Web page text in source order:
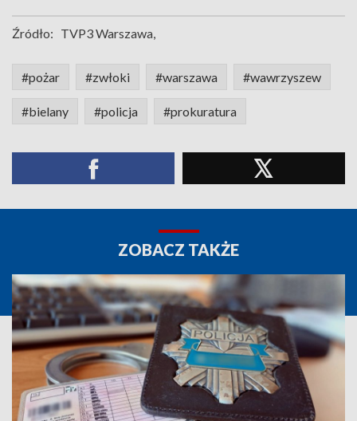
Źródło: TVP3 Warszawa,
#pożar #zwłoki #warszawa #wawrzyszew
#bielany #policja #prokuratura
ZOBACZ TAKŻE